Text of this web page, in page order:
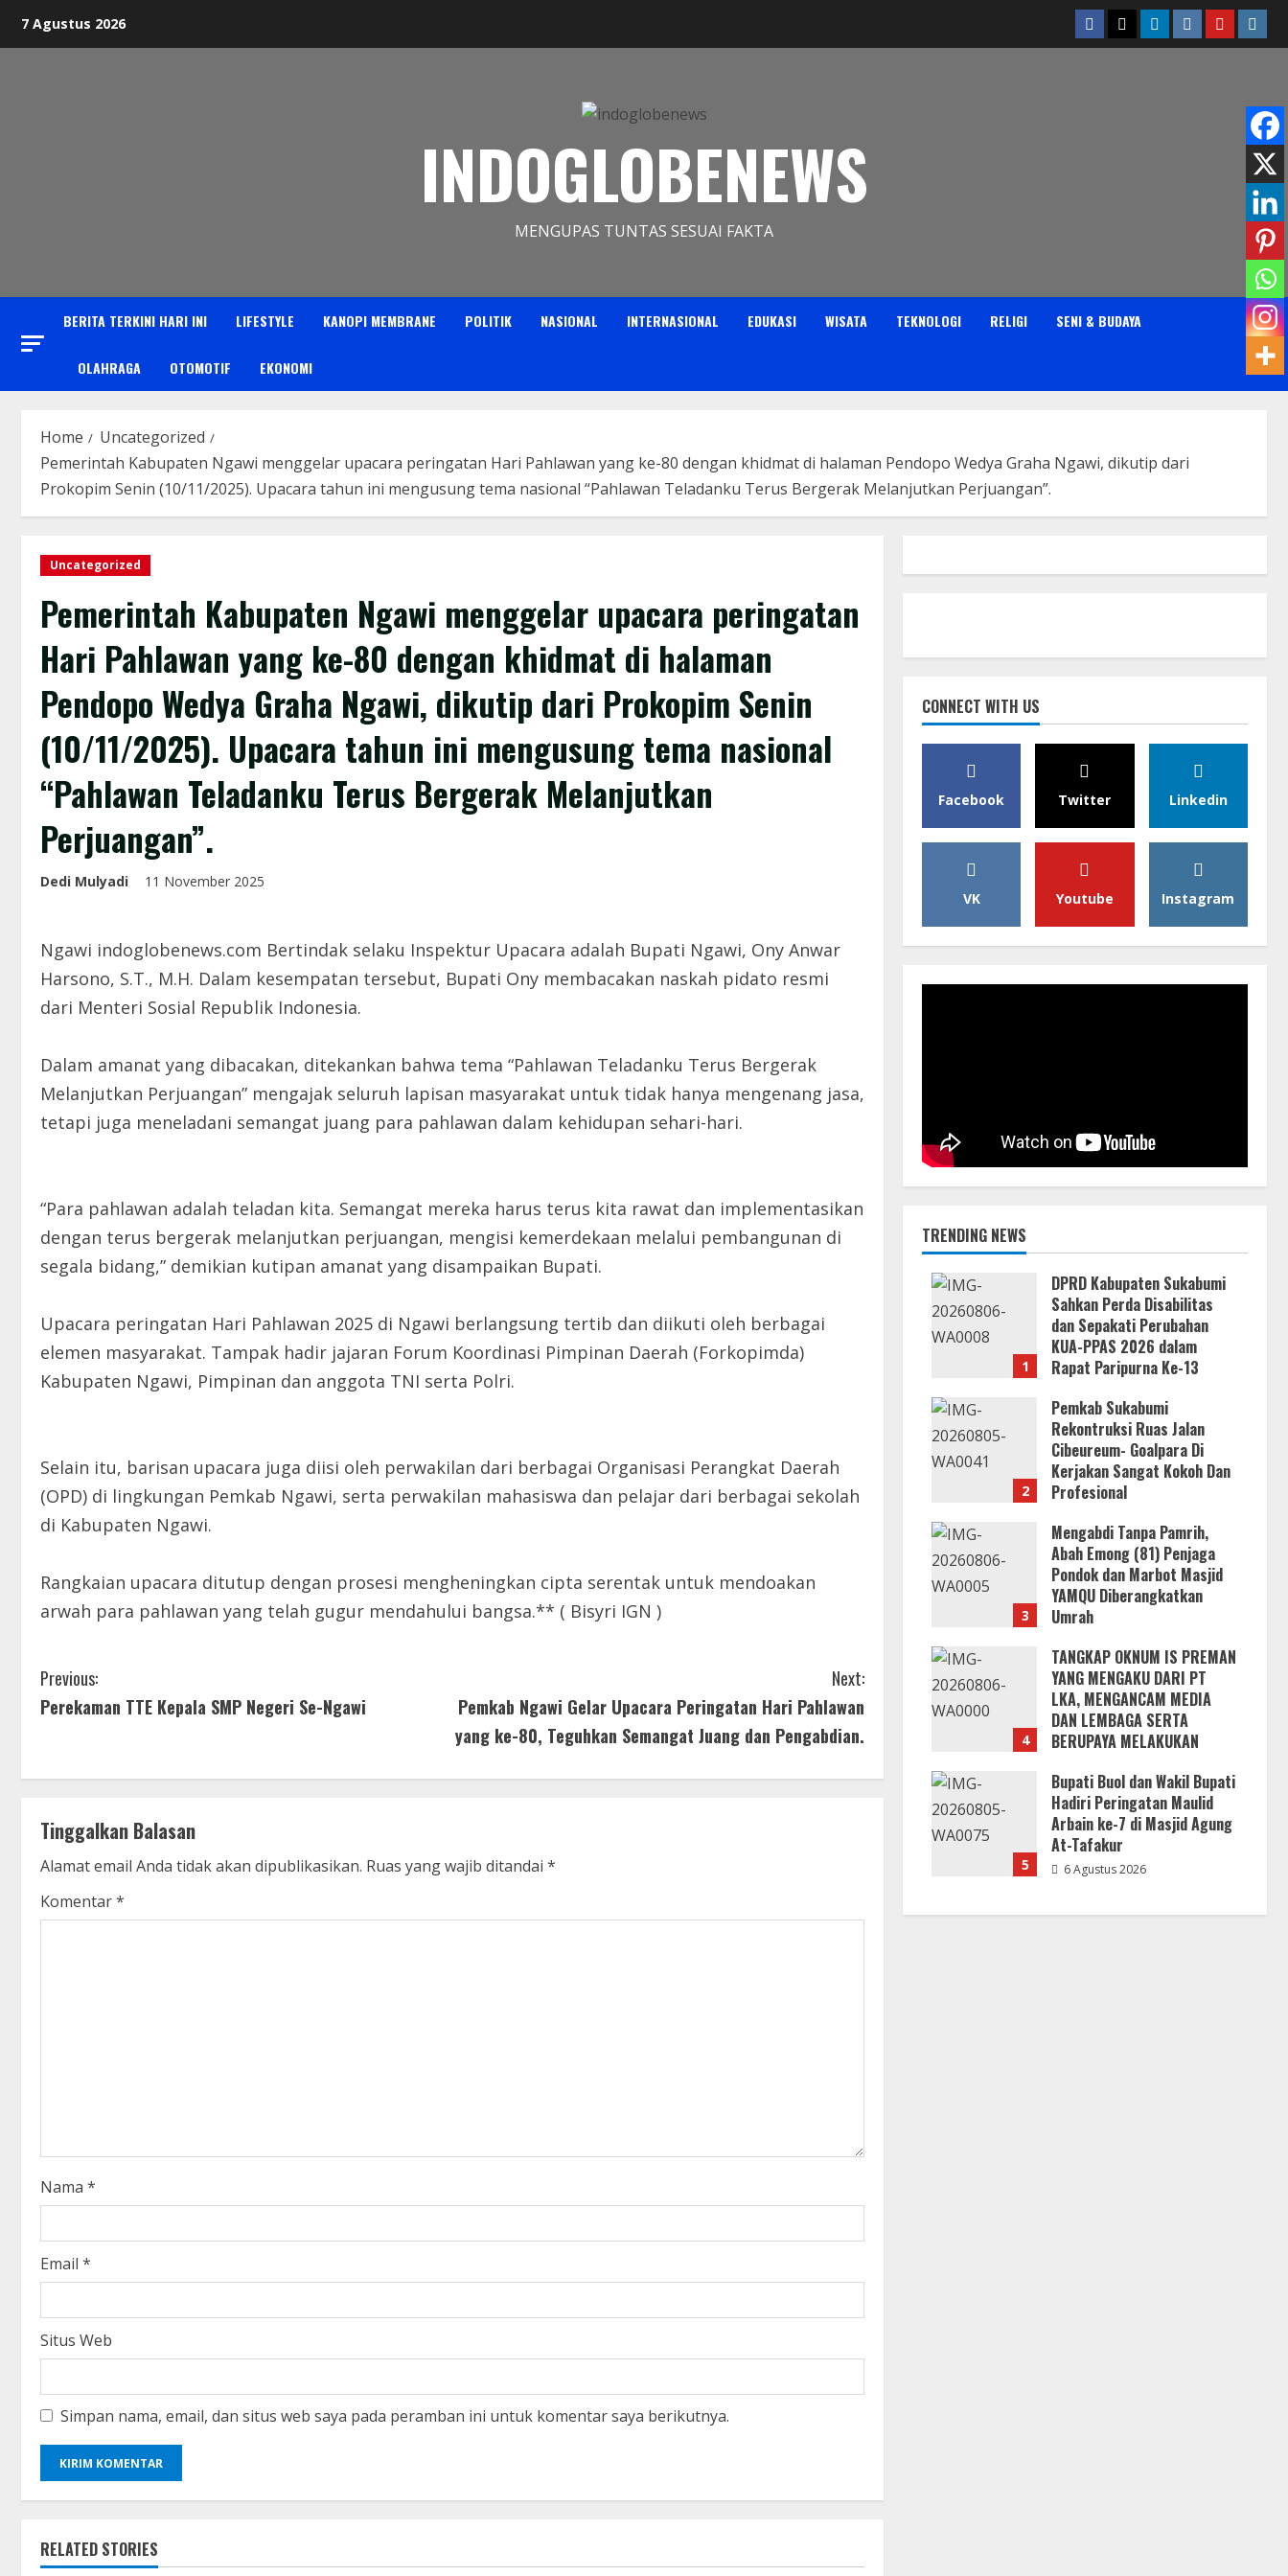
7 Agustus 2026 Facebook
TwitterLinkedin
VK Youtube
INDOGLOBENEWS
MENGUPAS TUNTAS SESUAI FAKTA
BERITA TERKINI HARI INI LIFESTYLE KANOPI MEMBRANE POLITIK NASIONAL INTERNASIONAL EDUKASI WISATA TEKNOLOGI RELIGI SENI & BUDAYA
OLAHRAGA OTOMOTIF EKONOMI
Home
Uncategorized
Pemerintah Kabupaten Ngawi menggelar upacara peringatan Hari Pahlawan yang ke-80 dengan khidmat di halaman Pendopo Wedya Graha Ngawi, dikutip dari
Prokopim Senin (10/11/2025). Upacara tahun ini mengusung tema nasional “Pahlawan Teladanku Terus Bergerak Melanjutkan Perjuangan”.
Uncategorized
Pemerintah Kabupaten Ngawi menggelar upacara peringatan
Hari Pahlawan yang ke-80 dengan khidmat di halaman
Pendopo Wedya Graha Ngawi, dikutip dari Prokopim Senin
(10/11/2025). Upacara tahun ini mengusung tema nasional
“Pahlawan Teladanku Terus Bergerak Melanjutkan
Perjuangan”.
Dedi Mulyadi 11 November 2025
Ngawi indoglobenews.com Bertindak selaku Inspektur Upacara adalah Bupati Ngawi, Ony Anwar
Harsono, S.T., M.H. Dalam kesempatan tersebut, Bupati Ony membacakan naskah pidato resmi
dari Menteri Sosial Republik Indonesia.
Dalam amanat yang dibacakan, ditekankan bahwa tema “Pahlawan Teladanku Terus Bergerak
Melanjutkan Perjuangan” mengajak seluruh lapisan masyarakat untuk tidak hanya mengenang jasa,
tetapi juga meneladani semangat juang para pahlawan dalam kehidupan sehari-hari.
“Para pahlawan adalah teladan kita. Semangat mereka harus terus kita rawat dan implementasikan
dengan terus bergerak melanjutkan perjuangan, mengisi kemerdekaan melalui pembangunan di
segala bidang,” demikian kutipan amanat yang disampaikan Bupati.
Upacara peringatan Hari Pahlawan 2025 di Ngawi berlangsung tertib dan diikuti oleh berbagai
elemen masyarakat. Tampak hadir jajaran Forum Koordinasi Pimpinan Daerah (Forkopimda)
Kabupaten Ngawi, Pimpinan dan anggota TNI serta Polri.
Selain itu, barisan upacara juga diisi oleh perwakilan dari berbagai Organisasi Perangkat Daerah
(OPD) di lingkungan Pemkab Ngawi, serta perwakilan mahasiswa dan pelajar dari berbagai sekolah
di Kabupaten Ngawi.
Rangkaian upacara ditutup dengan prosesi mengheningkan cipta serentak untuk mendoakan
arwah para pahlawan yang telah gugur mendahului bangsa.** ( Bisyri IGN )
C
o
i
n
u
i
n
g
Previous:
Perekaman TTE Kepala SMP Negeri Se-Ngawi
Next:
Pemkab Ngawi Gelar Upacara Peringatan Hari Pahlawan
yang ke-80, Teguhkan Semangat Juang dan Pengabdian.
Tinggalkan Balasan
Alamat email Anda tidak akan dipublikasikan. Ruas yang wajib ditandai *
Komentar*
Nama *
Email *
Situs Web
Simpan nama, email, dan situs web saya pada peramban ini untuk komentar saya berikutnya.
RELATED STORIES
CONNECT WITH US
Facebook Twitter Linkedin
VK Youtube Instagram
TRENDING NEWS
1
DPRD Kabupaten Sukabumi
Sahkan Perda Disabilitas
dan Sepakati Perubahan
KUA-PPAS 2026 dalam
Rapat Paripurna Ke-13
2
Pemkab Sukabumi
Rekontruksi Ruas Jalan
Cibeureum- Goalpara Di
Kerjakan Sangat Kokoh Dan
Profesional
3
Mengabdi Tanpa Pamrih,
Abah Emong (81) Penjaga
Pondok dan Marbot Masjid
YAMQU Diberangkatkan
Umrah
4
TANGKAP OKNUM IS PREMAN
YANG MENGAKU DARI PT
LKA, MENGANCAM MEDIA
DAN LEMBAGA SERTA
BERUPAYA MELAKUKAN
6 Agustus 2026
5
Bupati Buol dan Wakil Bupati
Hadiri Peringatan Maulid
Arbain ke-7 di Masjid Agung
At-Tafakur
6 Agustus 2026